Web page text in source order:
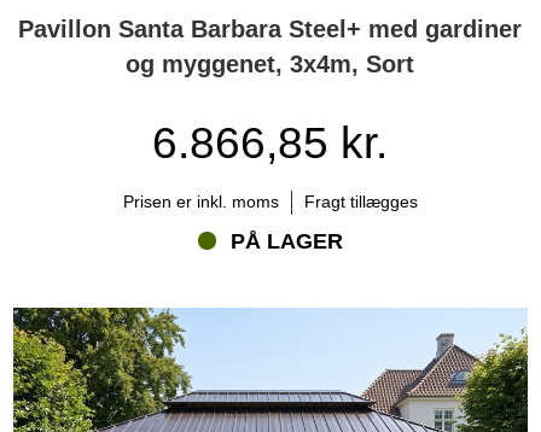
Pavillon Santa Barbara Steel+ med gardiner
og myggenet, 3x4m, Sort
6.866,85 kr.
Prisen er inkl. moms Fragt tillægges
PÅ LAGER